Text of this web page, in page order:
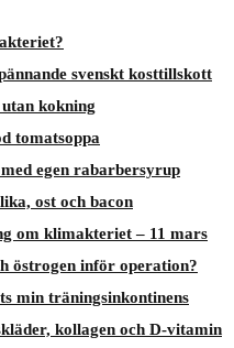
svenskt kosttillskott
kokning
tomatsoppa
egen rabarbersyrup
ost och bacon
om klimakteriet – 11 mars
östrogen inför operation?
min träningsinkontinens
kollagen och D-vitamin